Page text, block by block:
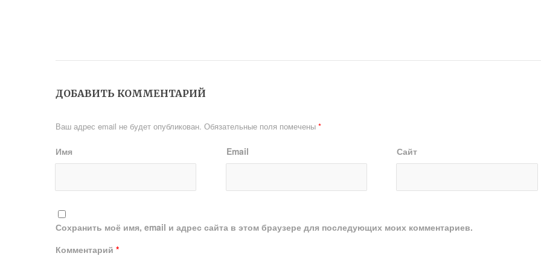
ДОБАВИТЬ КОММЕНТАРИЙ
Ваш адрес email не будет опубликован. Обязательные поля помечены *
Имя Email Сайт
Сохранить моё имя, email и адрес сайта в этом браузере для последующих моих комментариев.
Комментарий *